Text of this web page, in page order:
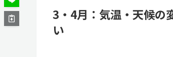
3・4月：気温・天候の
い